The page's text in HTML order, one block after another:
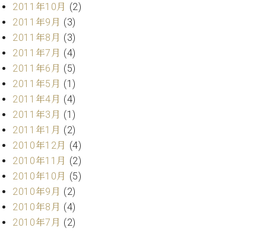
2011年10月 (2)
2011年9月 (3)
2011年8月 (3)
2011年7月 (4)
2011年6月 (5)
2011年5月 (1)
2011年4月 (4)
2011年3月 (1)
2011年1月 (2)
2010年12月 (4)
2010年11月 (2)
2010年10月 (5)
2010年9月 (2)
2010年8月 (4)
2010年7月 (2)